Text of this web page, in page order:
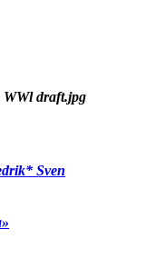
WWl draft.jpg
Sven